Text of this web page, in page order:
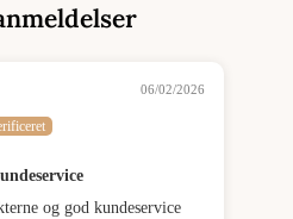
06/02/2026
og god kundeservice